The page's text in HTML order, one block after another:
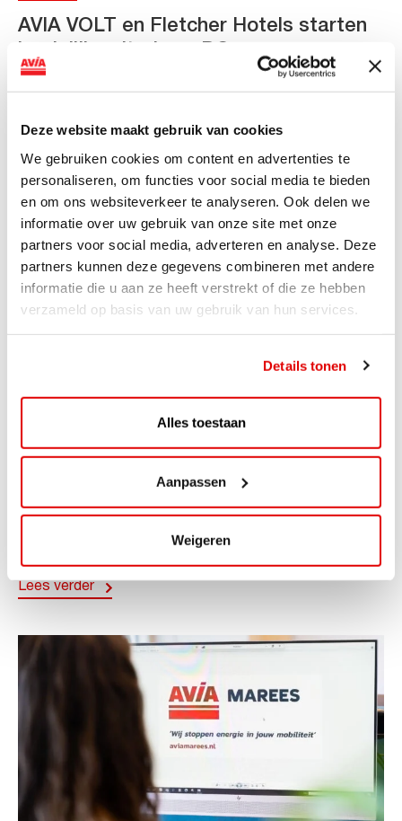
Deze website maakt gebruik van cookies
We gebruiken cookies om content en advertenties te
personaliseren, om functies voor social media te bieden
en om ons websiteverkeer te analyseren. Ook delen we
informatie over uw gebruik van onze site met onze
partners voor social media, adverteren en analyse. Deze
partners kunnen deze gegevens combineren met andere
informatie die u aan ze heeft verstrekt of die ze hebben
verzameld op basis van uw gebruik van hun services.
Details tonen
Alles toestaan
Aanpassen
Weigeren
AVIA VOLT en Fletcher Hotels starten
snellaadinfrastructuur
van DC-snellaadinfrastructuur AVIA VOLT en...
Lees verder
ViaAVIA Super Deal: 20% korting bij
ViaLuxury Hotels
ViaAVIA Super Deal: €25 korting bij ViaLuxury Hotels
Toe aan een ontspannen nachtje...
Lees verder